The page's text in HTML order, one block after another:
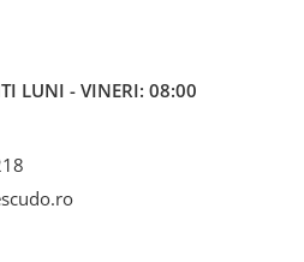
LUNI - VINERI: 08:00